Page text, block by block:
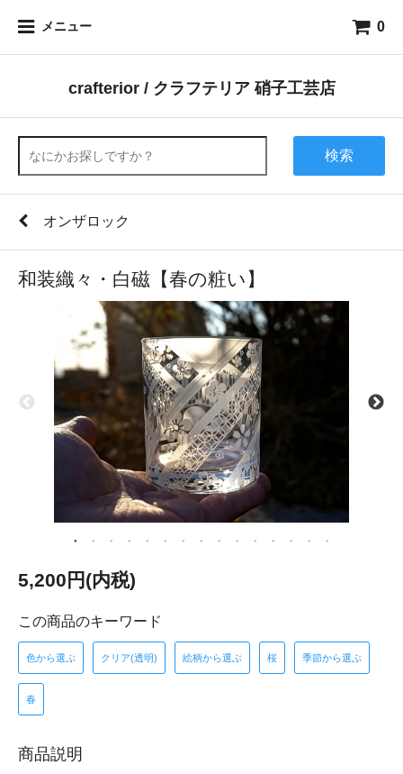
メニュー 0
crafterior / クラフテリア 硝子工芸店
検索
オンザロック
和装織々・白磁【春の粧い】
5,200円(内税)
この商品のキーワード
色から選ぶ クリア(透明) 絵柄から選ぶ 桜 季節から選ぶ
春
商品説明